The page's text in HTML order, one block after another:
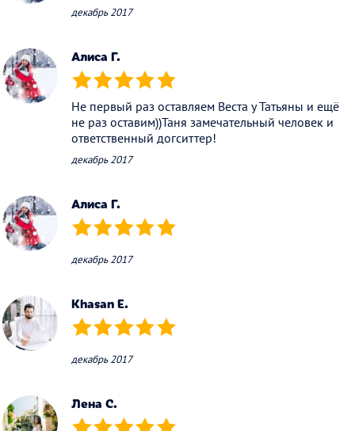
декабрь 2017
Алиса Г.
(*) (*) (*) (*) (*)
Не первый раз оставляем Веста у Татьяны и ещё
не раз оставим))Таня замечательный человек и
ответственный догситтер!
декабрь 2017
Алиса Г.
(*) (*) (*) (*) (*)
декабрь 2017
Khasan E.
(*) (*) (*) (*) (*)
декабрь 2017
Лена С.